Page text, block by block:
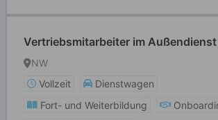
Vertriebsmitarbeiter im
NW
Vollzeit
Dienstwagen
Fort- und Weiterbildung